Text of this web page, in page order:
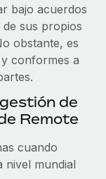
enseguida.
sin
empresas de
bajo acuerdos
sus propios
obstante, es
conformes a
de
Remote
cuando
nivel mundial